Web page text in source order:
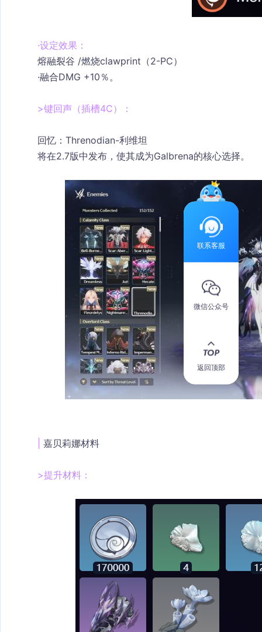
·设定效果：
熔融裂谷 /燃烧clawprint（2-PC）
·融合DMG +10％。
>键回声（插槽4C）：
回忆：Threnodian-利维坦
将在2.7版中发布，使其成为Galbrena的核心选择。
嘉贝莉娜材料
>提升材料：
联系客服
微信公众号
返回顶部